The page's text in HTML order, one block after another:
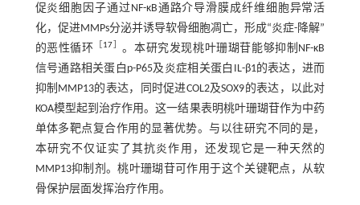
促炎细胞因子通过NF-κB通路介导滑膜成纤维细胞异常活
化，促进MMPs分泌并诱导软骨细胞凋亡，形成“炎症-降解”
的恶性循环
17
。本研究发现桃叶珊瑚苷能够抑制NF-κB
信号通路相关蛋白p-P65及炎症相关蛋白IL-β1的表达，进而
抑制MMP13的表达，同时促进COL2及SOX9的表达，以此对
KOA模型起到治疗作用。这一结果表明桃叶珊瑚苷作为中药
单体多靶点复合作用的显著优势。与以往研究不同的是，
本研究不仅证实了其抗炎作用，还发现它是一种天然的
MMP13抑制剂。桃叶珊瑚苷可作用于这个关键靶点，从软
骨保护层面发挥治疗作用。